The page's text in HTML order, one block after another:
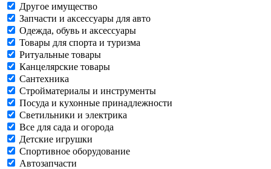
Другое имущество
Запчасти и аксессуары для авто
Одежда, обувь и аксессуары
Товары для спорта и туризма
Ритуальные товары
Канцелярские товары
Сантехника
Стройматериалы и инструменты
Посуда и кухонные принадлежности
Светильники и электрика
Все для сада и огорода
Детские игрушки
Спортивное оборудование
Автозапчасти